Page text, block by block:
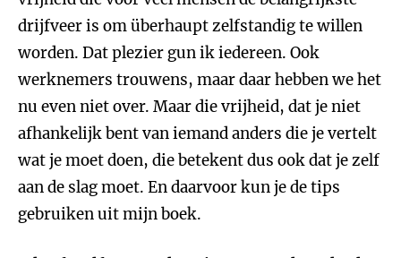
drijfveer is om überhaupt zelfstandig te willen
worden. Dat plezier gun ik iedereen. Ook
werknemers trouwens, maar daar hebben we het
nu even niet over. Maar die vrijheid, dat je niet
afhankelijk bent van iemand anders die je vertelt
wat je moet doen, die betekent dus ook dat je zelf
aan de slag moet. En daarvoor kun je de tips
gebruiken uit mijn boek.